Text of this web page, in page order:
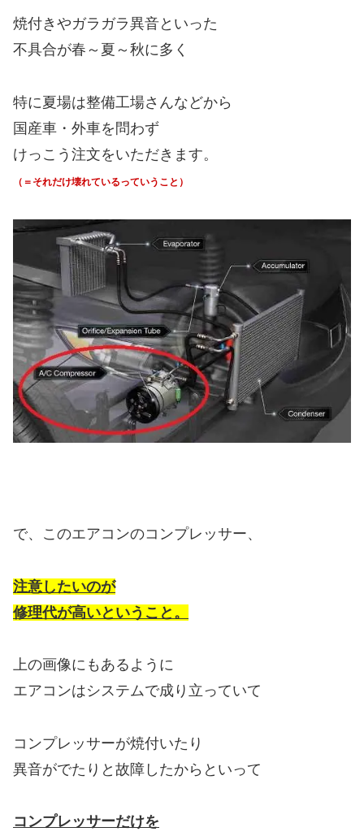
焼付きやガラガラ異音といった
不具合が春～夏～秋に多く
特に夏場は整備工場さんなどから
国産車・外車を問わず
けっこう注文をいただきます。
（＝それだけ壊れているっていうこと）
で、このエアコンのコンプレッサー、
注意したいのが
修理代が高いということ。
上の画像にもあるように
エアコンはシステムで成り立っていて
コンプレッサーが焼付いたり
異音がでたりと故障したからといって
コンプレッサーだけを